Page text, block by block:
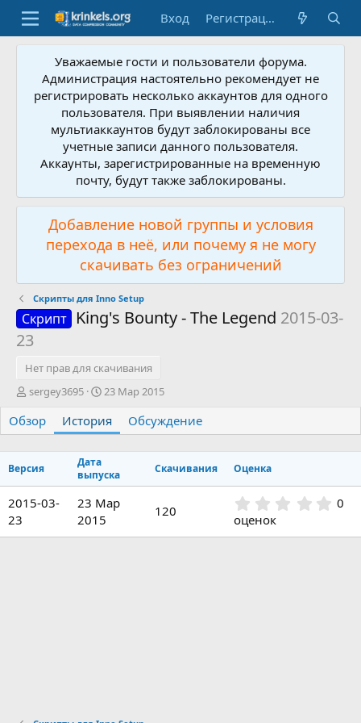
Вход Регистрация
Уважаемые гости и пользователи форума.
Администрация настоятельно рекомендует не
регистрировать несколько аккаунтов для одного
пользователя. При выявлении наличия
мультиаккаунтов будут заблокированы все
учетные записи данного пользователя.
Аккаунты, зарегистрированные на временную
почту, будут также заблокированы.
Добавление новой группы и условия
перехода в неё, или почему я не могу
скачивать без ограничений
Скрипты для Inno Setup
Скрипт King's Bounty - The Legend 2015-03-
23
Нет прав для скачивания
А
т
о
р
sergey3695
Д
т
а
с
з
а
н
и
23 Мар 2015
Обзор История Обсуждение
Версия
Дата
выпуска
Скачивания Оценка
2015-03-
23
23 Мар
2015
120 0
0
0
оценок